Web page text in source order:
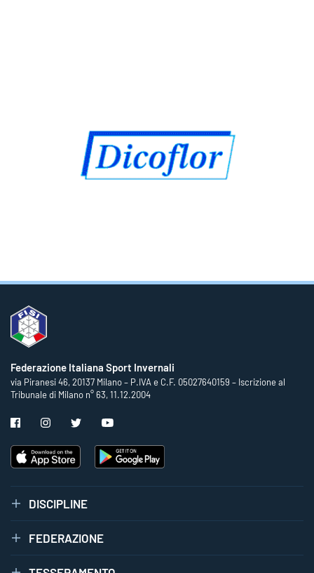
Federazione Italiana Sport Invernali
via Piranesi 46, 20137 Milano – P.IVA e C.F. 05027640159 – Iscrizione al
Tribunale di Milano n° 63, 11.12.2004
DISCIPLINE
FEDERAZIONE